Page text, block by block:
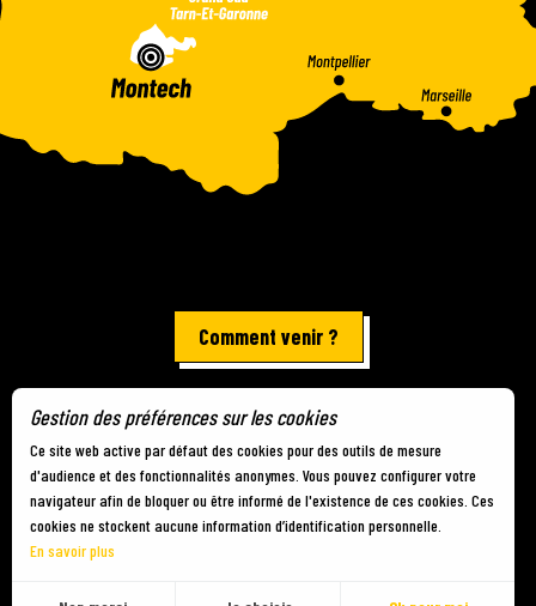
Comment venir ?
Mentions légales - Plan du site - Gestion des cookies
Gestion des préférences sur les cookies
Ce site web active par défaut des cookies pour des outils de mesure
d'audience et des fonctionnalités anonymes. Vous pouvez configurer votre
navigateur afin de bloquer ou être informé de l'existence de ces cookies. Ces
cookies ne stockent aucune information d’identification personnelle.
En savoir plus